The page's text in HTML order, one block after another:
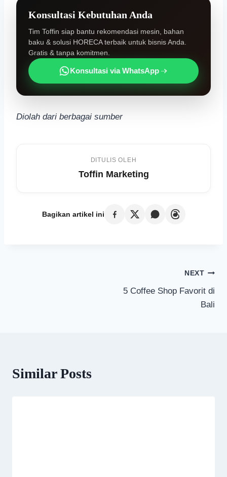
Konsultasi Kebutuhan Anda
Tim Toffin siap bantu rekomendasi mesin, bahan
baku & solusi HORECA terbaik untuk bisnis Anda.
Gratis & tanpa komitmen.
Konsultasi via WhatsApp
Diolah dari berbagai sumber
DITULIS OLEH
Toffin Marketing
Bagikan artikel ini
NEXT
5 Coffee Shop Favorit di
Bali
Similar Posts